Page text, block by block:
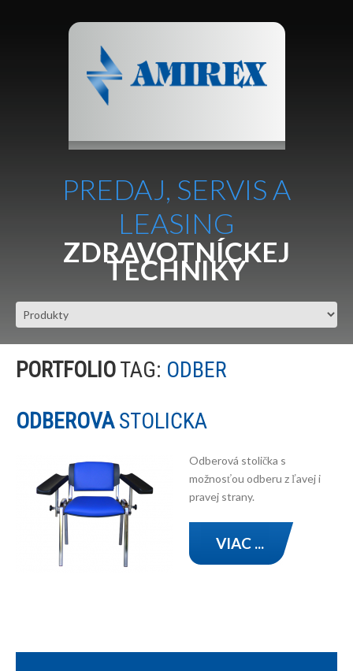
PREDAJ, SERVIS A
LEASING
ZDRAVOTNÍCKEJ
TECHNIKY
PORTFOLIOTAG: ODBER
ODBEROVÁSTOLIČKA
Odberová stolička s
možnosťou odberu z ľavej i
pravej strany.
VIAC ...